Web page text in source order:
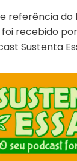
referência do
recebido
Sustenta